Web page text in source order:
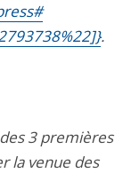
.
3 premières
la venue des